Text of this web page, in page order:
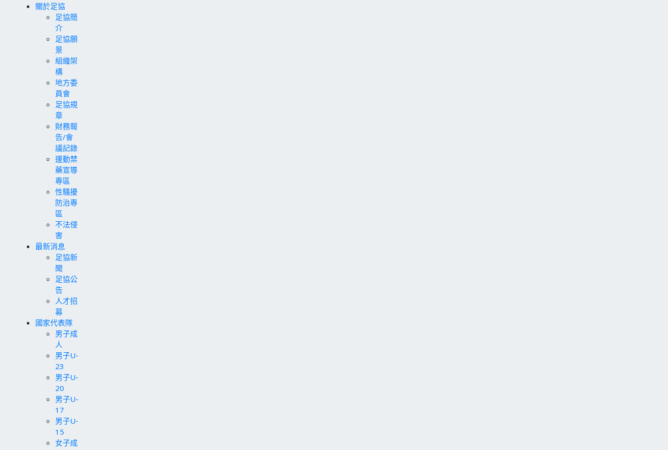
關於足協
足協簡
介
足協願
景
組織架
構
地方委
員會
足協規
章
財務報
告/會
議記錄
運動禁
藥宣導
專區
性騷擾
防治專
區
不法侵
害
最新消息
足協新
聞
足協公
告
人才招
募
國家代表隊
男子成
人
男子U-
23
男子U-
20
男子U-
17
男子U-
15
女子成